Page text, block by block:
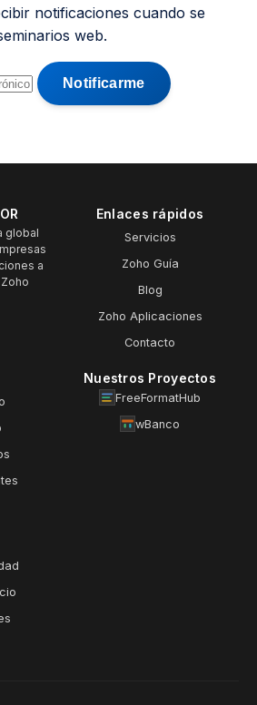
notificaciones cuando se
web.
Notificarme
global
a
Enlaces rápidos
Servicios
Zoho Guía
Blog
Zoho Aplicaciones
Contacto
Nuestros Proyectos
FreeFormatHub
wBanco